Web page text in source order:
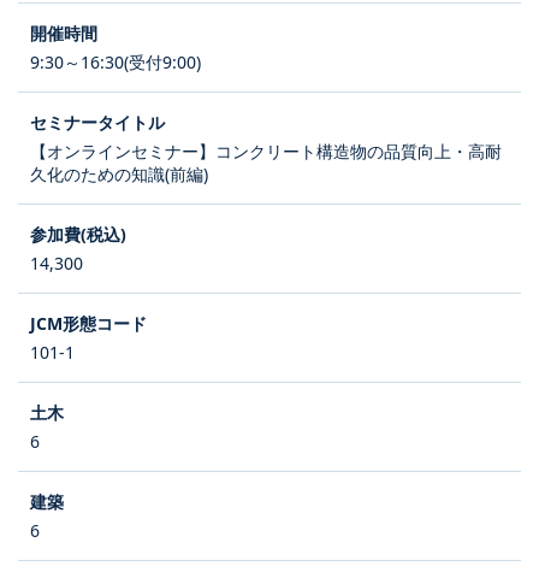
9:30～16:30(受付9:00)
【オンラインセミナー】コンクリート構造物の品質向上・高耐
久化のための知識(前編)
14,300
101-1
6
6